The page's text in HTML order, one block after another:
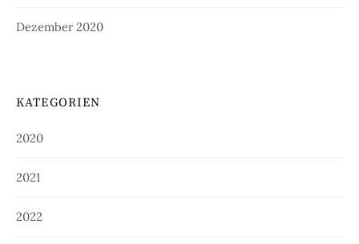
Dezember 2020
KATEGORIEN
2020
2021
2022